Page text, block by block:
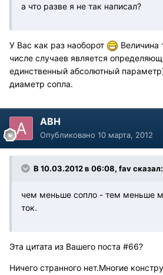
а что разве я не так написал?
У Вас как раз наоборот
Величина
числе случаев является
единственный абсолютный
диаметр сопла.
АВН
Опубликовано 10 марта, 2012
В 10.03.2012 в 06:08, fav сказал:
чем меньше сопло - тем меньше
ток.
Эта цитата из Вашего поста #66?
Ничего странного нет.Многие